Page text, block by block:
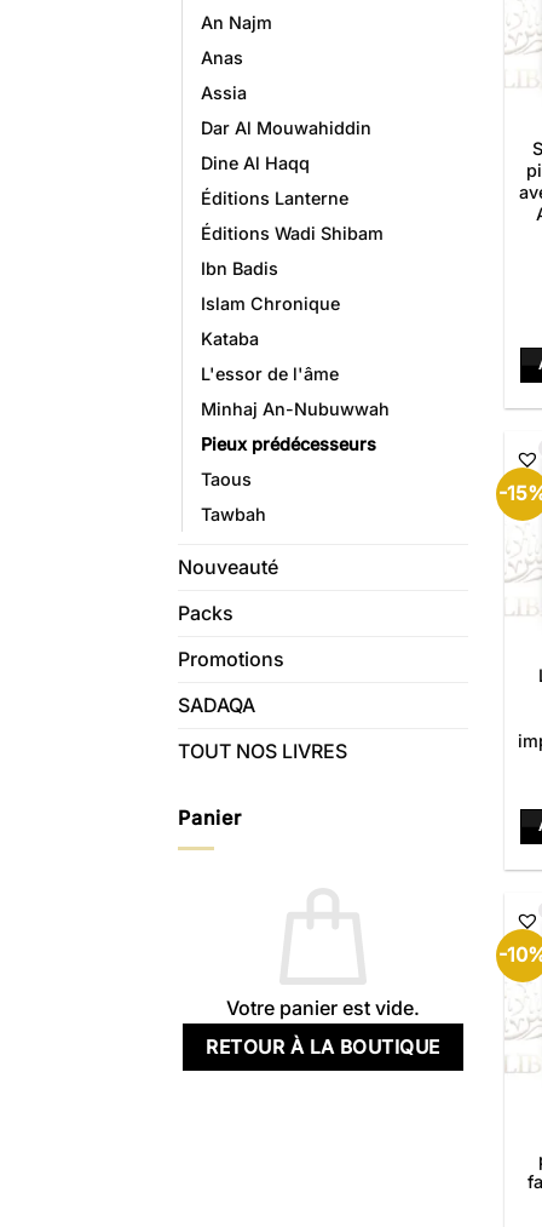
An Najm
Anas
Assia
Dar Al Mouwahiddin
Dine Al Haqq
Éditions Lanterne
Éditions Wadi Shibam
Ibn Badis
Islam Chronique
Kataba
L'essor de l'âme
Minhaj An-Nubuwwah
Pieux prédécesseurs
Taous
Tawbah
Nouveauté
Packs
Promotions
SADAQA
TOUT NOS LIVRES
Panier
Votre panier est vide.
RETOUR À LA BOUTIQUE
-
-